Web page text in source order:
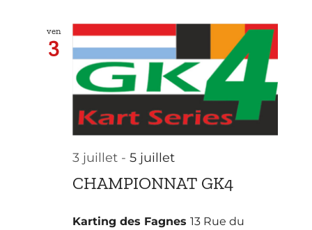
ven
3
3 juillet- 5 juillet
CHAMPIONNAT GK4
Karting des Fagnes 13 Rue du